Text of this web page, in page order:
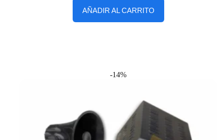
AÑADIR AL CARRITO
-14%